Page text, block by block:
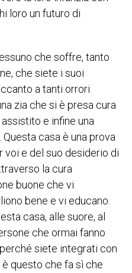
loro un futuro di
che soffre, tanto
che siete i suoi
a tanti orrori
zia che si è presa cura
e infine una
casa è una prova
voi e del suo desiderio di
la cura
buone che vi
bene e vi educano.
casa, alle suore, al
che ormai fanno
siete integrati con
questo che fa sì che